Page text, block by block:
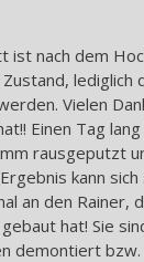
ist nach dem
lediglich
Vielen
Einen Tag lang
rausgeputzt
kann sich
an den Rainer,
hat! Sie
demontiert